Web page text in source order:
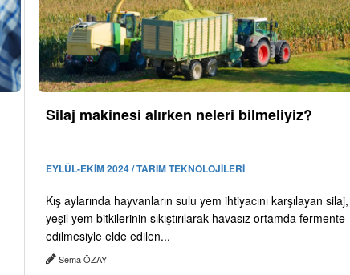
Silaj makinesi alırken neleri bilmeliyiz?
EYLÜL-EKİM 2024 / TARIM TEKNOLOJİLERİ
Kış aylarında hayvanların sulu yem ihtiyacını karşılayan silaj,
yeşil yem bitkilerinin sıkıştırılarak havasız ortamda fermente
edilmesiyle elde edilen...
Sema ÖZAY